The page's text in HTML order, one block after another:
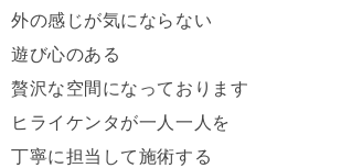
外の感じが気にならない
遊び心のある
贅沢な空間になっております
ヒライケンタが一人一人を
丁寧に担当して施術する